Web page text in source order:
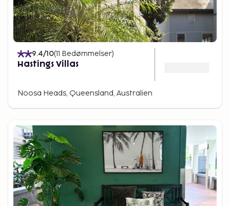
9.4/10(11 Bedømmelser)
Hastings Villas
Noosa Heads, Queensland, Australien